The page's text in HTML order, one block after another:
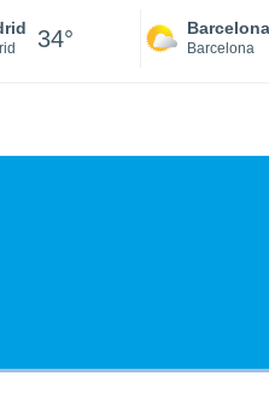
34° Barcelona
Barcelona